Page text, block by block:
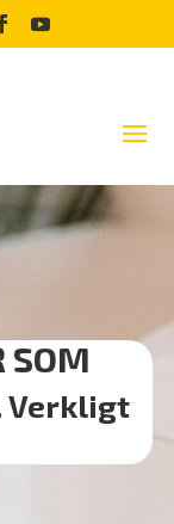
SOM
Verkligt